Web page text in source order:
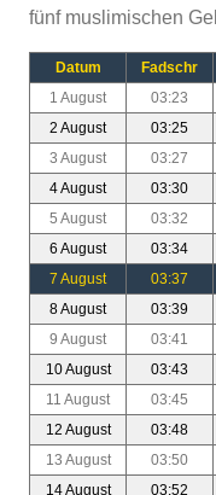
fünf muslimischen
Datum Fadschr
1 August
03:23
2 August
03:25
3 August
03:27
4 August
03:30
5 August
03:32
6 August
03:34
7 August
03:37
8 August
03:39
9 August
03:41
10 August
03:43
11 August
03:45
12 August
03:48
13 August
03:50
14 August
03:52